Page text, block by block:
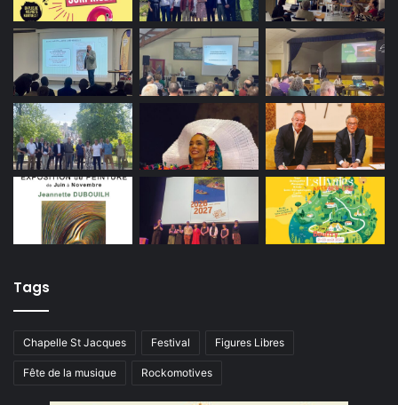
Tags
Chapelle St Jacques Festival Figures Libres
Fête de la musique Rockomotives